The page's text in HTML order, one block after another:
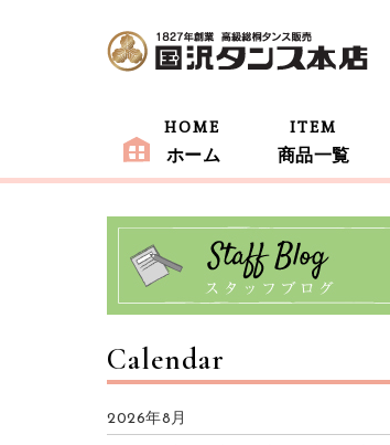
ホーム
HOME
商品一覧
ITEM
Calendar
2026年8月